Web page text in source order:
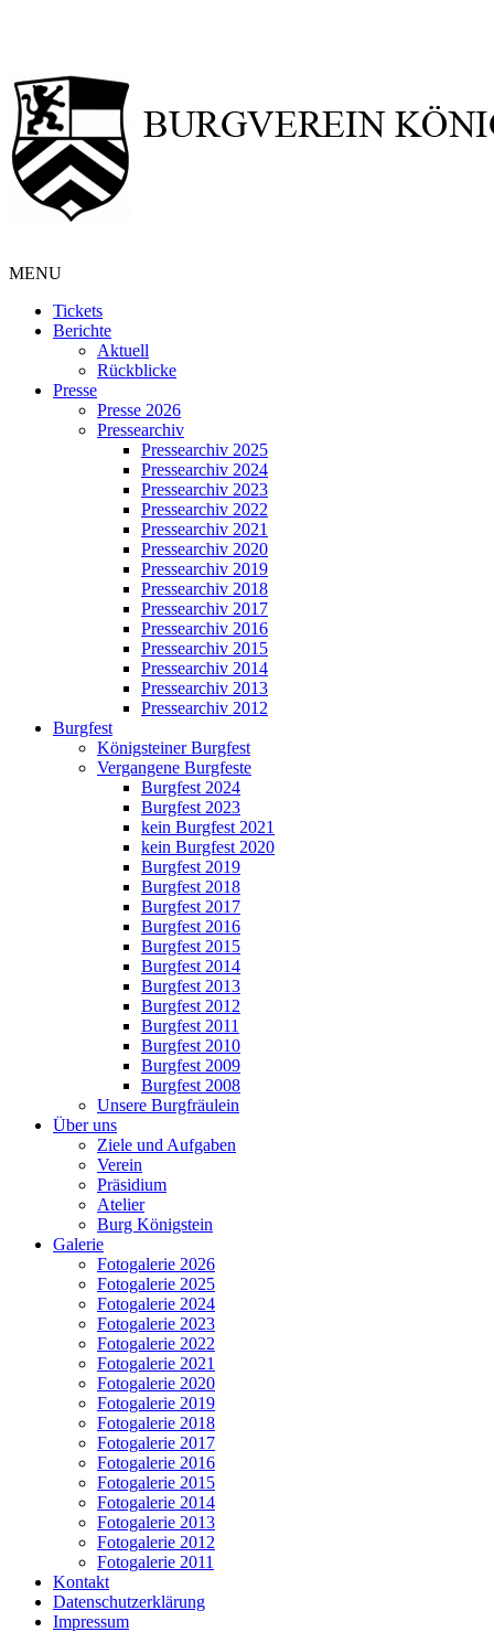
MENU
Tickets
Berichte
Aktuell
Rückblicke
Presse
Presse 2026
Pressearchiv
Pressearchiv 2025
Pressearchiv 2024
Pressearchiv 2023
Pressearchiv 2022
Pressearchiv 2021
Pressearchiv 2020
Pressearchiv 2019
Pressearchiv 2018
Pressearchiv 2017
Pressearchiv 2016
Pressearchiv 2015
Pressearchiv 2014
Pressearchiv 2013
Pressearchiv 2012
Burgfest
Königsteiner Burgfest
Vergangene Burgfeste
Burgfest 2024
Burgfest 2023
kein Burgfest 2021
kein Burgfest 2020
Burgfest 2019
Burgfest 2018
Burgfest 2017
Burgfest 2016
Burgfest 2015
Burgfest 2014
Burgfest 2013
Burgfest 2012
Burgfest 2011
Burgfest 2010
Burgfest 2009
Burgfest 2008
Unsere Burgfräulein
Über uns
Ziele und Aufgaben
Verein
Präsidium
Atelier
Burg Königstein
Galerie
Fotogalerie 2026
Fotogalerie 2025
Fotogalerie 2024
Fotogalerie 2023
Fotogalerie 2022
Fotogalerie 2021
Fotogalerie 2020
Fotogalerie 2019
Fotogalerie 2018
Fotogalerie 2017
Fotogalerie 2016
Fotogalerie 2015
Fotogalerie 2014
Fotogalerie 2013
Fotogalerie 2012
Fotogalerie 2011
Kontakt
Datenschutzerklärung
Impressum